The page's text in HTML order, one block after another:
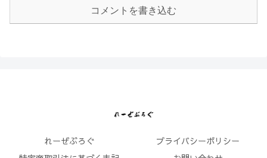
コメントを書き込む
れーぜぶろぐ
プライバシーポリシー